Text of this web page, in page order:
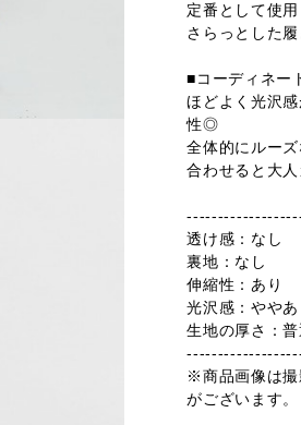
定番として使
さらっとした
■コーディネー
ほどよく光沢
性◎
全体的にルー
合わせると大人
透け感：なし
裏地：なし
伸縮性：あり
光沢感：ややあ
生地の厚さ：普
※商品画像は撮
がございます。